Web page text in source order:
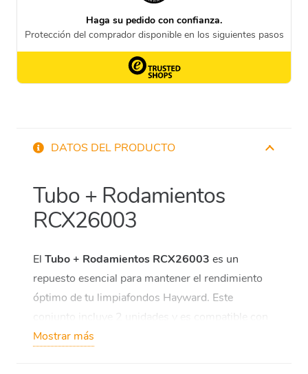
DATOS DEL PRODUCTO
Tubo + Rodamientos
RCX26003
El Tubo + Rodamientos RCX26003 es un
repuesto esencial para mantener el rendimiento
óptimo de tu limpiafondos Hayward. Este
conjunto incluye 2 unidades y es compatible con
los modelos
Mostrar más